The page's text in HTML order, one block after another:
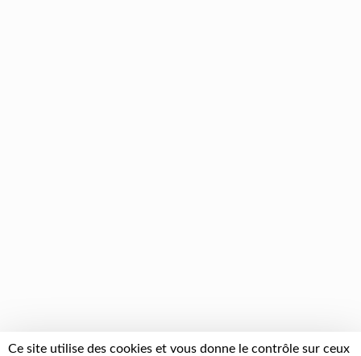
Ce site utilise des cookies et vous donne le contrôle sur ceux